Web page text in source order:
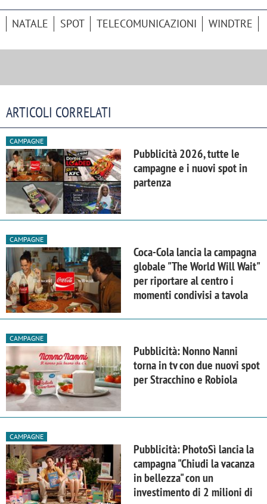
NATALE SPOT TELECOMUNICAZIONI WINDTRE
ARTICOLI CORRELATI
CAMPAGNE
Pubblicità 2026, tutte le
campagne e i nuovi spot in
partenza
CAMPAGNE
Coca-Cola lancia la campagna
globale "The World Will Wait"
per riportare al centro i
momenti condivisi a tavola
CAMPAGNE
Pubblicità: Nonno Nanni
torna in tv con due nuovi spot
per Stracchino e Robiola
CAMPAGNE
Pubblicità: PhotoSì lancia la
campagna "Chiudi la vacanza
in bellezza" con un
investimento di 2 milioni di